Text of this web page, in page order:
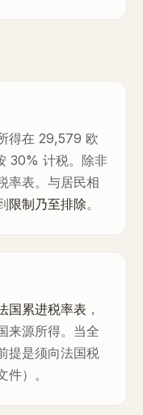
得在 29,579 欧
30% 计税。除非
率表。与居民相
限制乃至排除。
国累进税率表 ，
来源所得。当全
提是须向法国税
）。